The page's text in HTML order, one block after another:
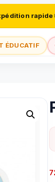
rapide
ÉDUCATIF